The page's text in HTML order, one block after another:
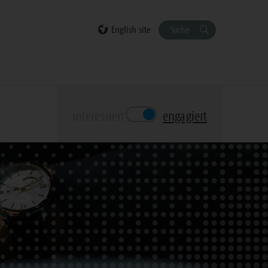
English site Suche
engagiert